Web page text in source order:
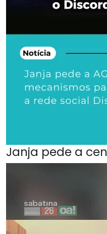
Janja pede a